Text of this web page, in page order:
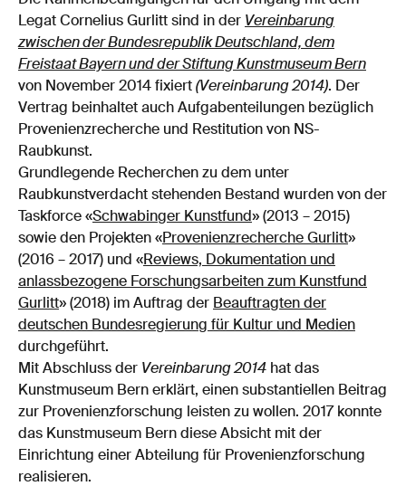
Legat Cornelius Gurlitt sind in der Vereinbarung
zwischen der Bundesrepublik Deutschland, dem
Freistaat Bayern und der Stiftung Kunstmuseum Bern
von November 2014 fixiert (Vereinbarung 2014). Der
Vertrag beinhaltet auch Aufgabenteilungen bezüglich
Provenienzrecherche und Restitution von NS-
Raubkunst.
Grundlegende Recherchen zu dem unter
Raubkunstverdacht stehenden Bestand wurden von der
Taskforce «Schwabinger Kunstfund» (2013 – 2015)
sowie den Projekten «Provenienzrecherche Gurlitt»
(2016 – 2017) und «Reviews, Dokumentation und
anlassbezogene Forschungsarbeiten zum Kunstfund
Gurlitt» (2018) im Auftrag der Beauftragten der
deutschen Bundesregierung für Kultur und Medien
durchgeführt.
Mit Abschluss der Vereinbarung 2014 hat das
Kunstmuseum Bern erklärt, einen substantiellen Beitrag
zur Provenienzforschung leisten zu wollen. 2017 konnte
das Kunstmuseum Bern diese Absicht mit der
Einrichtung einer Abteilung für Provenienzforschung
realisieren.